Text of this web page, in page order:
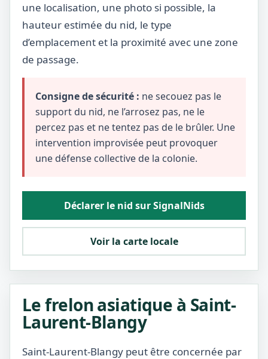
une localisation, une photo si possible, la
hauteur estimée du nid, le type
d’emplacement et la proximité avec une zone
de passage.
Consigne de sécurité : ne secouez pas le
support du nid, ne l’arrosez pas, ne le
percez pas et ne tentez pas de le brûler. Une
intervention improvisée peut provoquer
une défense collective de la colonie.
Déclarer le nid sur SignalNids
Voir la carte locale
Le frelon asiatique à Saint-
Laurent-Blangy
Saint-Laurent-Blangy peut être concernée par